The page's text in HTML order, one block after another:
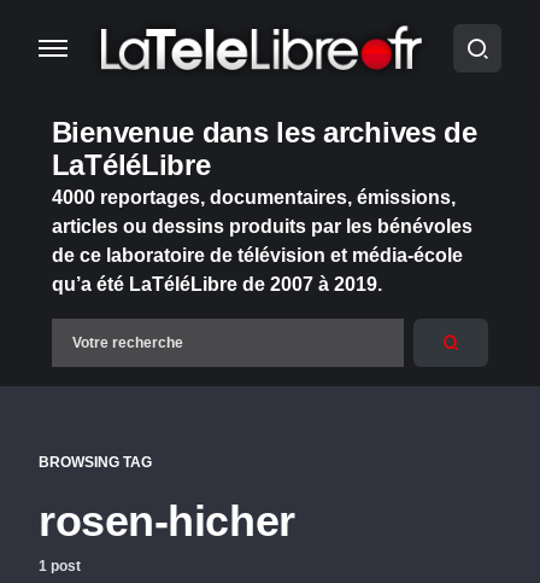
Bienvenue dans les archives de
LaTéléLibre
4000 reportages, documentaires, émissions,
articles ou dessins produits par les bénévoles
de ce laboratoire de télévision et média-école
qu’a été LaTéléLibre de 2007 à 2019.
BROWSING TAG
rosen-hicher
1 post